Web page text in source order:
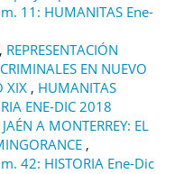
11: HUMANITAS Ene-
REPRESENTACIÓN
EN NUEVO
XIX , HUMANITAS
ENE-DIC 2018
A MONTERREY: EL
,
42: HISTORIA Ene-Dic